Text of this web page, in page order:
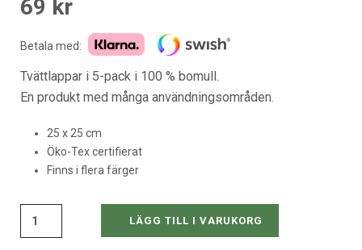
69 kr
Betala med:
Tvättlappar i 5-pack i 100 % bomull.
En produkt med många användningsområden.
25 x 25 cm
Öko-Tex certifierat
Finns i flera färger
LÄGG TILL I VARUKORG